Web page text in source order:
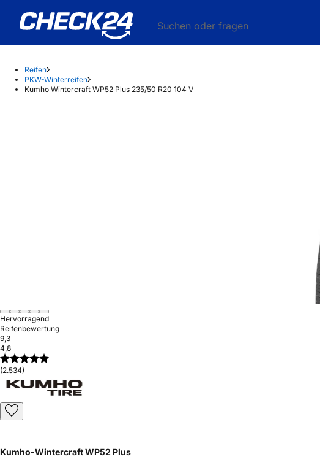
Suchen oder fragen
Reifen
PKW-Winterreifen
Kumho Wintercraft WP52 Plus 235/50 R20 104 V
Hervorragend
Reifenbewertung
9,3
4,8
(2.534)
Kumho-Wintercraft WP52 Plus